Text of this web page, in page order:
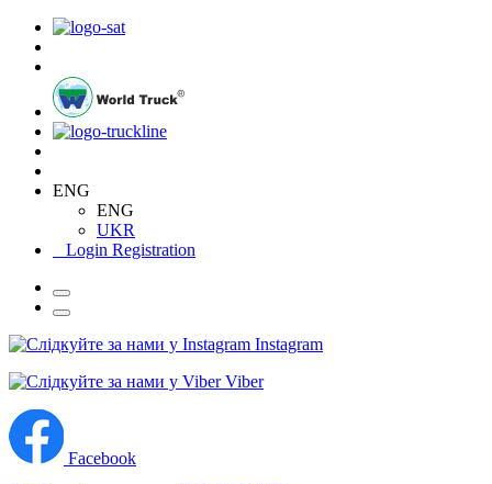
ENG
ENG
UKR
Login Registration
Instagram
Viber
Facebook